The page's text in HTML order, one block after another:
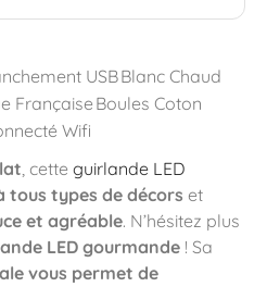
USBBlanc Chaud
Française Boules Coton
Wifi
, cette guirlande LED
tous types de décors et
et agréable. N’hésitez plus
LED gourmande ! Sa
vous permet de